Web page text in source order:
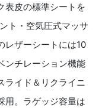
表皮の標準シートを
ト・空気圧式マッサ
レザーシートには10
ンチレーション機能
ライド＆リクライニ
用。ラゲッジ容量は